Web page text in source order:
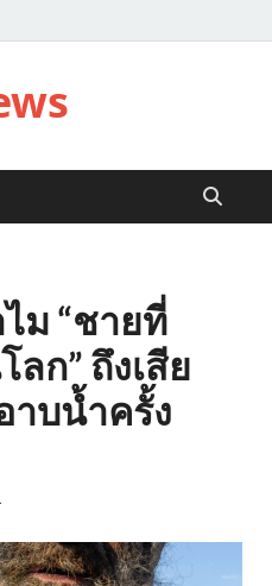
ม “ชายที่
ก” ถึงเสีย
บน้ำครั้ง